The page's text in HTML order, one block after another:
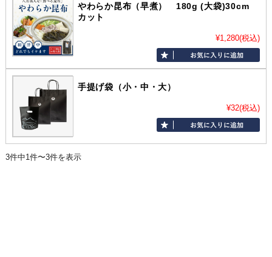
やわらか昆布（早煮） 180g (大袋)30cm
カット
¥1,280(税込)
手提げ袋（小・中・大）
¥32(税込)
3件中1件〜3件を表示